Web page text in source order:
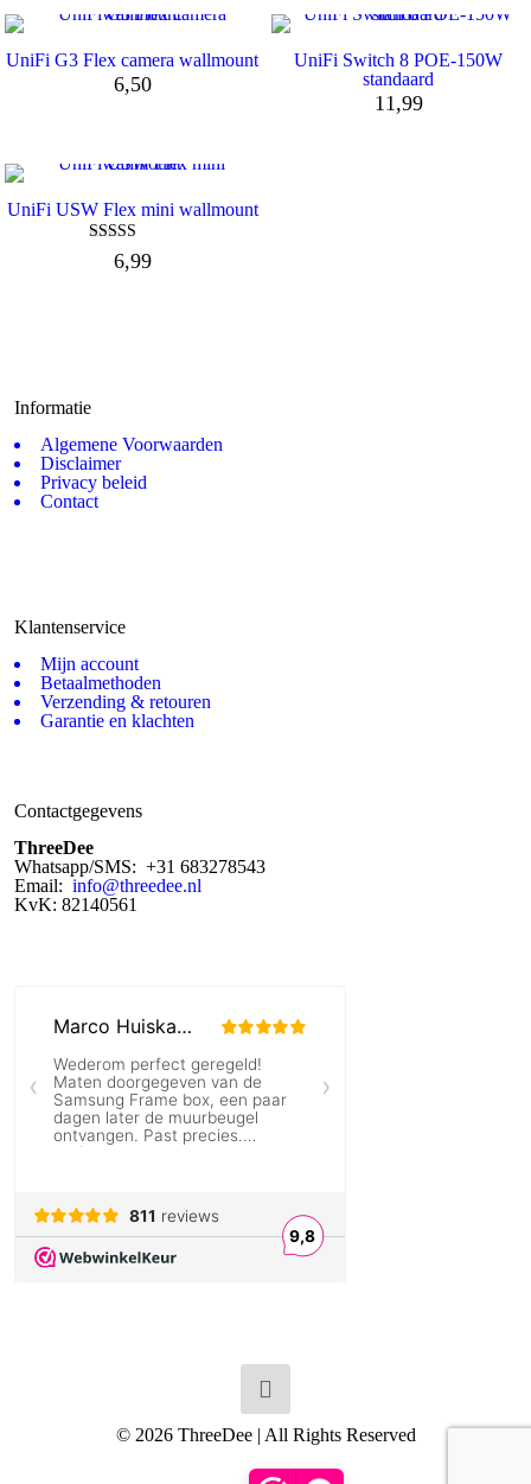
UniFi G3 Flex camera wallmount
6,50
UniFi Switch 8 POE-150W
standaard
11,99
UniFi USW Flex mini wallmount
Waardering
4.95
6,99
Informatie
Algemene Voorwaarden
Disclaimer
Privacy beleid
Contact
Klantenservice
Mijn account
Betaalmethoden
Verzending & retouren
Garantie en klachten
Contactgegevens
ThreeDee
Whatsapp/SMS: +31 683278543
Email: info@threedee.nl
KvK: 82140561
© 2026 ThreeDee | All Rights Reserved